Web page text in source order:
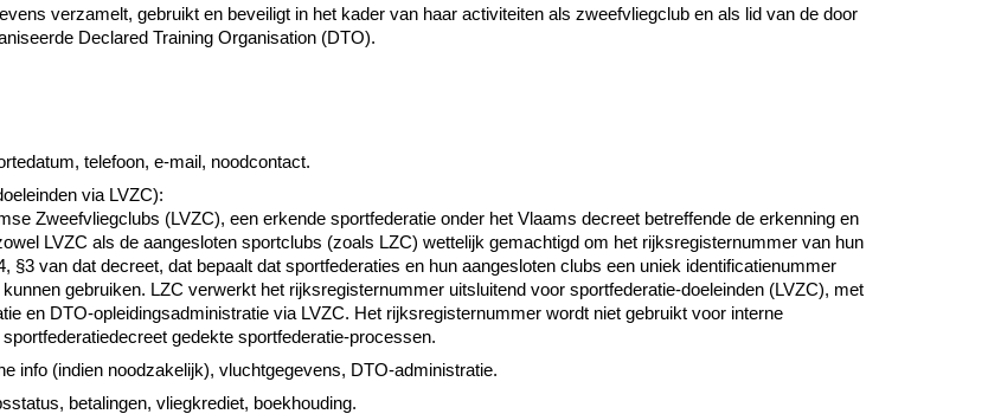
verzamelt, gebruikt en beveiligt in het kader van haar activiteiten als zweefvliegclub en als lid van de door
Declared Training Organisation (DTO).
telefoon, e-mail, noodcontact.
via LVZC):
Zweefvliegclubs (LVZC), een erkende sportfederatie onder het Vlaams decreet betreffende de erkenning en
LVZC als de aangesloten sportclubs (zoals LZC) wettelijk gemachtigd om het rijksregisternummer van hun
§3 van dat decreet, dat bepaalt dat sportfederaties en hun aangesloten clubs een uniek identificatienummer
gebruiken. LZC verwerkt het rijksregisternummer uitsluitend voor sportfederatie-doeleinden (LVZC), met
en DTO‑opleidingsadministratie via LVZC. Het rijksregisternummer wordt niet gebruikt voor interne
gedekte sportfederatie‑processen.
info (indien noodzakelijk), vluchtgegevens, DTO-administratie.
betalingen, vliegkrediet, boekhouding.